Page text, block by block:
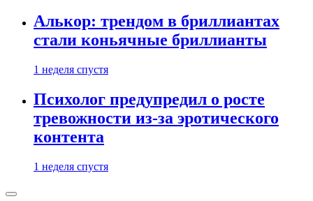
Алькор: трендом в бриллиантах
стали коньячные бриллианты
1 неделя спустя
Психолог предупредил о росте
тревожности из-за эротического
контента
1 неделя спустя